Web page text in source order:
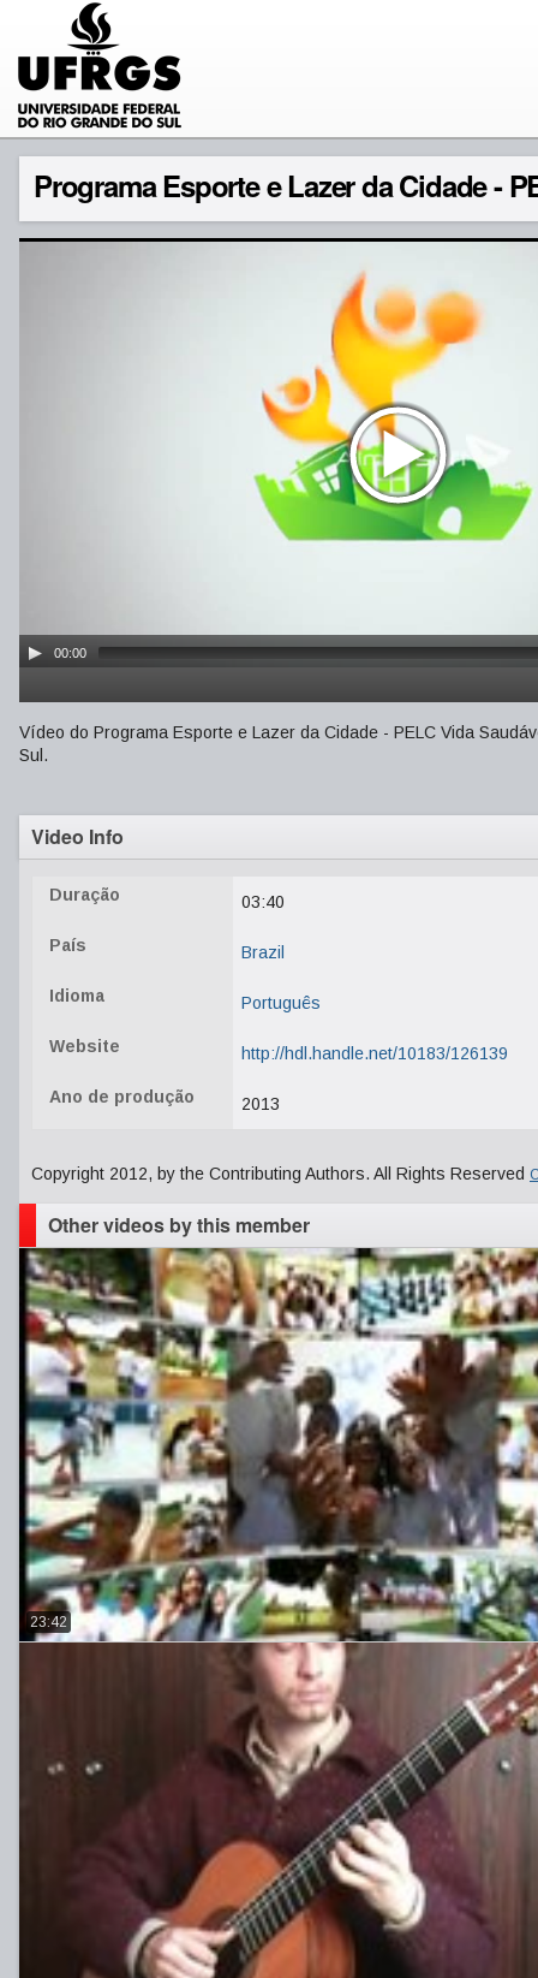
Programa Esporte e Lazer da Cidade -
00:00
Vídeo do Programa Esporte e Lazer da Cidade - PELC Vida
Sul.
Video Info
Duração 03:40
País Brazil
Idioma Português
Website http://hdl.handle.net/10183/126139
Ano de produção 2013
Copyright 2012, by the Contributing Authors. All Rights Reserved
Other videos by this member
23:42